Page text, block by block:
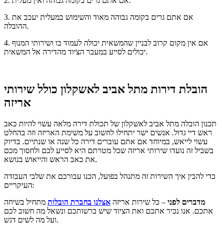
3. אם אתם גרים בקומה גבוהה מאוד והשימוש במעלית יעכב את
ההובלה.
4. אם אין מקום קרוב לבניין שהמשאית יכולה לעמוד בו ושירותי המנוף
יכולים לסייע במעבר הציוד מהדירה אל המשאית.
הובלת דירות מתל אביב לאשקלון כולל שירותי
אריזה
תכנון הובלה מתל אביב לאשקלון של תכולת דירה מלאה עשוי להיות כאב
ראש דיי גדול. אנשים ישר יתחילו לחשוב על משימת האריזה וזה בהחלט
עשוי לייאש, במיוחד אם אתם עוברים דירה כל שנה או שנתיים. בדיוק
בשביל זה נועדו שירותי אריזה שכל מטרתם היא לסייע לכם ולחסוך מכם
את כאב הראש והייאוש בנושא.
כדי להבין איך השירות זה מתנהל בפועל, הכנו עבורכם את שלבי העבודה
העיקריים:
מדברים לפני – כל שירות אריזה אצלנו בחברת הובלות מתחיל בשיחה
אתכם. אנו נכיר אתכם ואת הציוד שיש ברשותכם ונשאל מה חשוב לכם
ועל מה לשים דגש.